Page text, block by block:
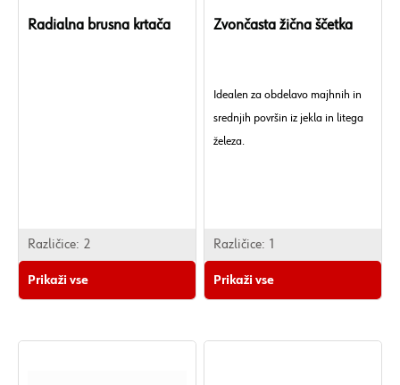
Radialna brusna krtača
Različice: 2
Prikaži vse
Zvončasta žična ščetka
Idealen za obdelavo majhnih in
srednjih površin iz jekla in litega
železa.
Različice: 1
Prikaži vse